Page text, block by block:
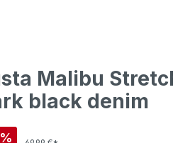
Malibu
black denim
%